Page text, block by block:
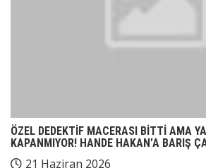
ÖZEL DEDEKTİF MACERASI BİTTİ AMA
KAPANMIYOR! HANDE HAKAN’A BARIŞ
21 Haziran 2026